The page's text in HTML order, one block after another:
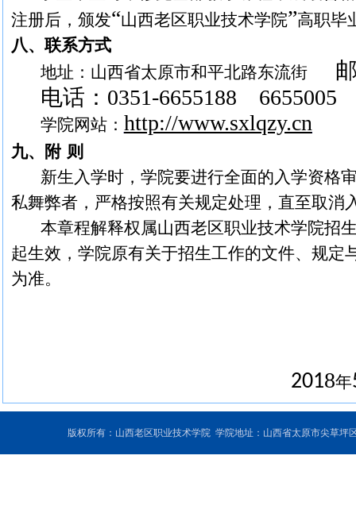
注册后，颁发“山西老区职业技术学院”高职毕
八、联系方式
地址：山西省太原市和平北路东流街
电话： 0351-6655188 6655005
学院网站： http://www.sxlqzy.cn
九、附 则
新生入学时，学院要进行全面的入学资格
私舞弊者，严格按照有关规定处理，直至取消
本章程解释权属山西老区职业技术学院招
起生效，学院原有关于招生工作的文件、规定
为准。
2018年
版权所有：山西老区职业技术学院 学院地址：山西省太原市尖草坪